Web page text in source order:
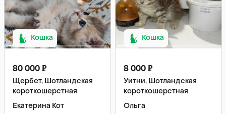
Кошка
80 000 ₽
Щербет, Шотландская
короткошерстная
Екатерина Кот
Кошка
8 000 ₽
Уитни, Шотландская
короткошерстная
Ольга